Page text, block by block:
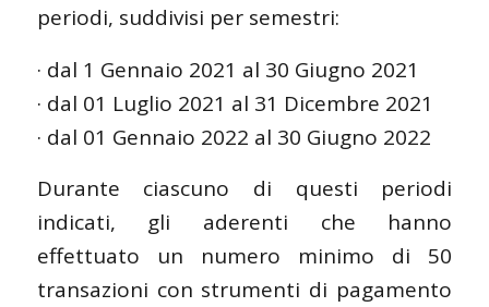
periodi, suddivisi per semestri:
· dal 1 Gennaio 2021 al 30 Giugno 2021
· dal 01 Luglio 2021 al 31 Dicembre 2021
· dal 01 Gennaio 2022 al 30 Giugno 2022
Durante ciascuno di questi periodi
indicati, gli aderenti che hanno
effettuato un numero minimo di 50
transazioni con strumenti di pagamento